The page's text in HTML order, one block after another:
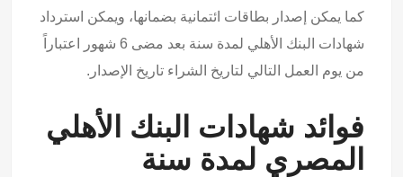
كما يمكن إصدار بطاقات ائتمانية بضمانها، ويمكن استرداد
شهادات البنك الأهلي لمدة سنة بعد مضى 6 شهور اعتباراً
من يوم العمل التالي لتاريخ الشراء تاريخ الإصدار.
فوائد شهادات البنك الأهلي
المصري لمدة سنة